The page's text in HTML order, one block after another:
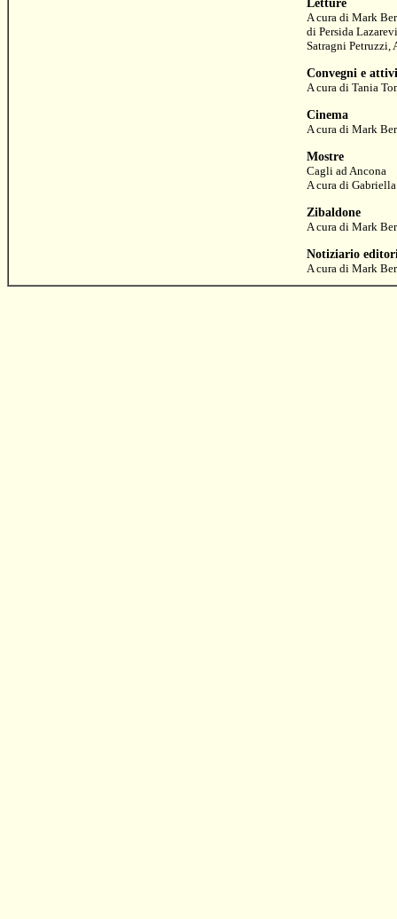
Letture
A cura di Mark
di Persida
Satragni Petruzzi,
Convegni e
A cura di Tania
Cinema
A cura di Mark
Mostre
Cagli ad Ancona
A cura di
Zibaldone
A cura di Mark
Notiziario
A cura di Mark